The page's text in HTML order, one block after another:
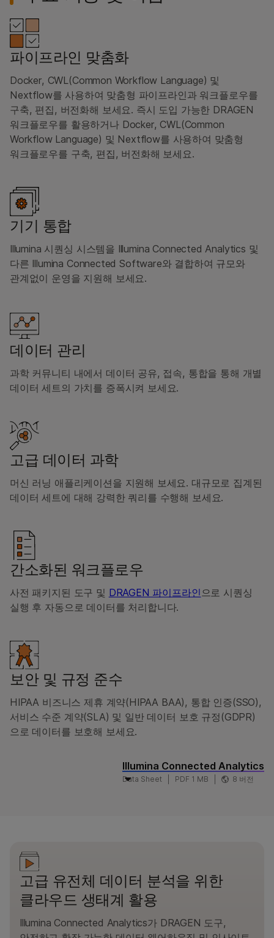
파이프라인 맞춤화
Docker, CWL(Common Workflow Language) 및
Nextflow를 사용하여 맞춤형 파이프라인과 워크플로우를
구축, 편집, 버전화해 보세요. 즉시 도입 가능한 DRAGEN
워크플로우를 활용하거나 Docker, CWL(Common
Workflow Language) 및 Nextflow를 사용하여 맞춤형
워크플로우를 구축, 편집, 버전화해 보세요.
기기 통합
Illumina 시퀀싱 시스템을 Illumina Connected Analytics 및
다른 Illumina Connected Software와 결합하여 규모와
관계없이 운영을 지원해 보세요.
데이터 관리
과학 커뮤니티 내에서 데이터 공유, 접속, 통합을 통해 개별
데이터 세트의 가치를 증폭시켜 보세요.
고급 데이터 과학
머신 러닝 애플리케이션을 지원해 보세요. 대규모로 집계된
데이터 세트에 대해 강력한 쿼리를 수행해 보세요.
간소화된 워크플로우
사전 패키지된 도구 및 DRAGEN 파이프라인 으로 시퀀싱
실행 후 자동으로 데이터를 처리합니다.
보안 및 규정 준수
HIPAA 비즈니스 제휴 계약(HIPAA BAA), 통합 인증(SSO),
서비스 수준 계약(SLA) 및 일반 데이터 보호 규정(GDPR)
으로 데이터를 보호해 보세요.
Illumina Connected Analytics
Data Sheet PDF 1 MB 8 버전
고급 유전체 데이터 분석을 위한
클라우드 생태계 활용
Illumina Connected Analytics가 DRAGEN 도구,